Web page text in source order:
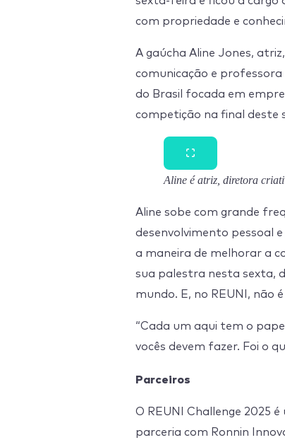
com propriedade e
A gaúcha Aline Jones,
comunicação e
do Brasil focada em
competição na final deste
Aline é atriz, diretora
Aline sobe com grande
desenvolvimento pessoal
a maneira de melhorar a
sua palestra nesta sexta,
mundo. E, no REUNI, não
“Cada um aqui tem o
vocês devem fazer. Foi o
Parceiros
O REUNI Challenge 2025
parceria com Ronnin